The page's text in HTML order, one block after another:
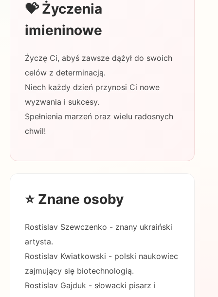
💝 Życzenia
imieninowe
Życzę Ci, abyś zawsze dążył do swoich
celów z determinacją.
Niech każdy dzień przynosi Ci nowe
wyzwania i sukcesy.
Spełnienia marzeń oraz wielu radosnych
chwil!
⭐ Znane osoby
Rostislav Szewczenko - znany ukraiński
artysta.
Rostislav Kwiatkowski - polski naukowiec
zajmujący się biotechnologią.
Rostislav Gajduk - słowacki pisarz i